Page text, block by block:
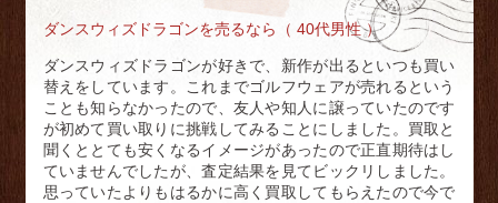
ダンスウィズドラゴンを売るなら（ 40代男性 ）
ダンスウィズドラゴンが好きで、新作が出るといつも買い
替えをしています。これまでゴルフウェアが売れるという
ことも知らなかったので、友人や知人に譲っていたのです
が初めて買い取りに挑戦してみることにしました。買取と
聞くととても安くなるイメージがあったので正直期待はし
ていませんでしたが、査定結果を見てビックリしました。
思っていたよりもはるかに高く買取してもらえたので今で